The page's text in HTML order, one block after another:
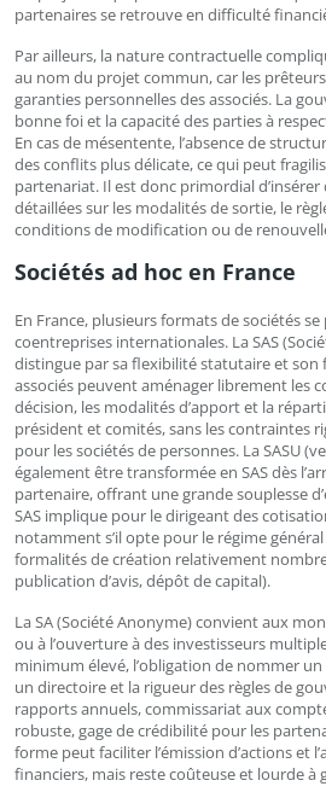
partenaires se retrouve en difficulté
Par ailleurs, la nature contractuelle
au nom du projet commun, car les
garanties personnelles des associés. La
bonne foi et la capacité des parties à
En cas de mésentente, l’absence de
des conflits plus délicate, ce qui peut
partenariat. Il est donc primordial
détaillées sur les modalités de sortie, le
conditions de modification ou de
Sociétés ad hoc en France
En France, plusieurs formats de sociétés
coentreprises internationales. La SAS
distingue par sa flexibilité statutaire et son
associés peuvent aménager librement les
décision, les modalités d’apport et la
président et comités, sans les contraintes
pour les sociétés de personnes. La SASU
également être transformée en SAS dès
partenaire, offrant une grande souplesse
SAS implique pour le dirigeant des
notamment s’il opte pour le régime
formalités de création relativement
publication d’avis, dépôt de capital).
La SA (Société Anonyme) convient aux
ou à l’ouverture à des investisseurs
minimum élevé, l’obligation de nommer
un directoire et la rigueur des règles de
rapports annuels, commissariat aux
robuste, gage de crédibilité pour les
forme peut faciliter l’émission d’actions et
financiers, mais reste coûteuse et lourde à